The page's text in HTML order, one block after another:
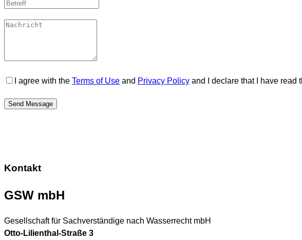
I agree with the Terms of Use and Privacy Policy and I declare that I have read
Send Message
Kontakt
GSW mbH
Gesellschaft für Sachverständige nach Wasserrecht mbH
Otto-Lilienthal-Straße 3